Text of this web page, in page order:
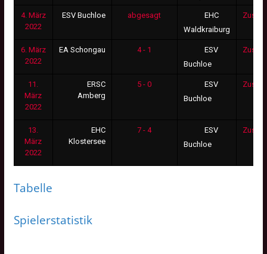
4. März
2022
ESV Buchloe abgesagt
EHC
Waldkraiburg
6. März
2022
EA Schongau 4 - 1
ESV
Buchloe
11.
März
2022
ERSC
Amberg
5 - 0
ESV
Buchloe
13.
März
2022
EHC
Klostersee
7 - 4
ESV
Buchloe
Tabelle
Spielerstatistik